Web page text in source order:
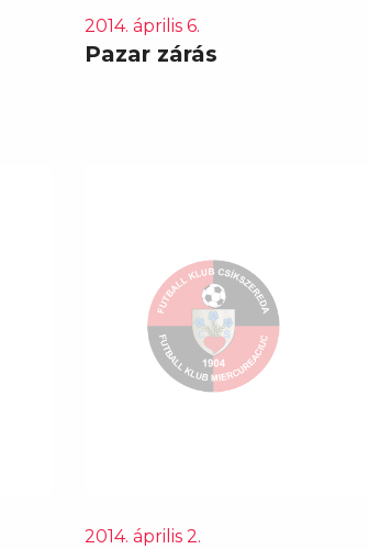
2014. április 6.
Pazar zárás
2014. április 2.